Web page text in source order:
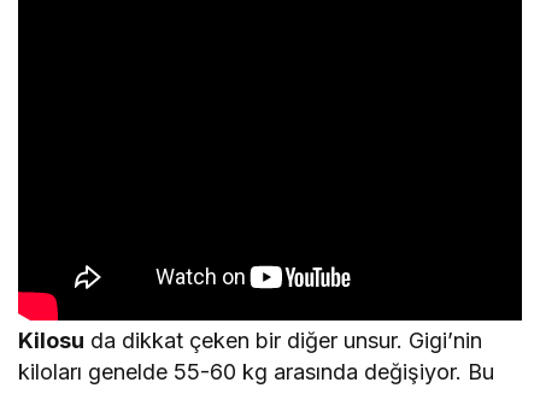
Kilosu da dikkat çeken bir diğer unsur. Gigi’nin
kiloları genelde 55-60 kg arasında değişiyor. Bu